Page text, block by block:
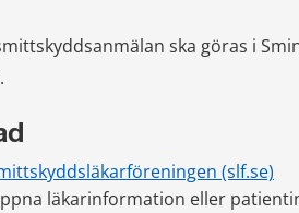
ska göras i
(slf.se)
läkarinformation eller